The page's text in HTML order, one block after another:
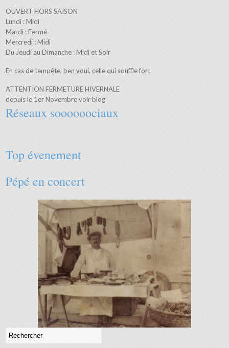
OUVERT HORS SAISON
Lundi : Midi
Mardi : Fermé
Mercredi : Midi
Du Jeudi au Dimanche : Midi et Soir
En cas de tempête, ben voui, celle qui souffle fort
ATTENTION FERMETURE HIVERNALE
depuis le 1er Novembre voir blog
Réseaux soooooociaux
Top évenement
Pépé en concert